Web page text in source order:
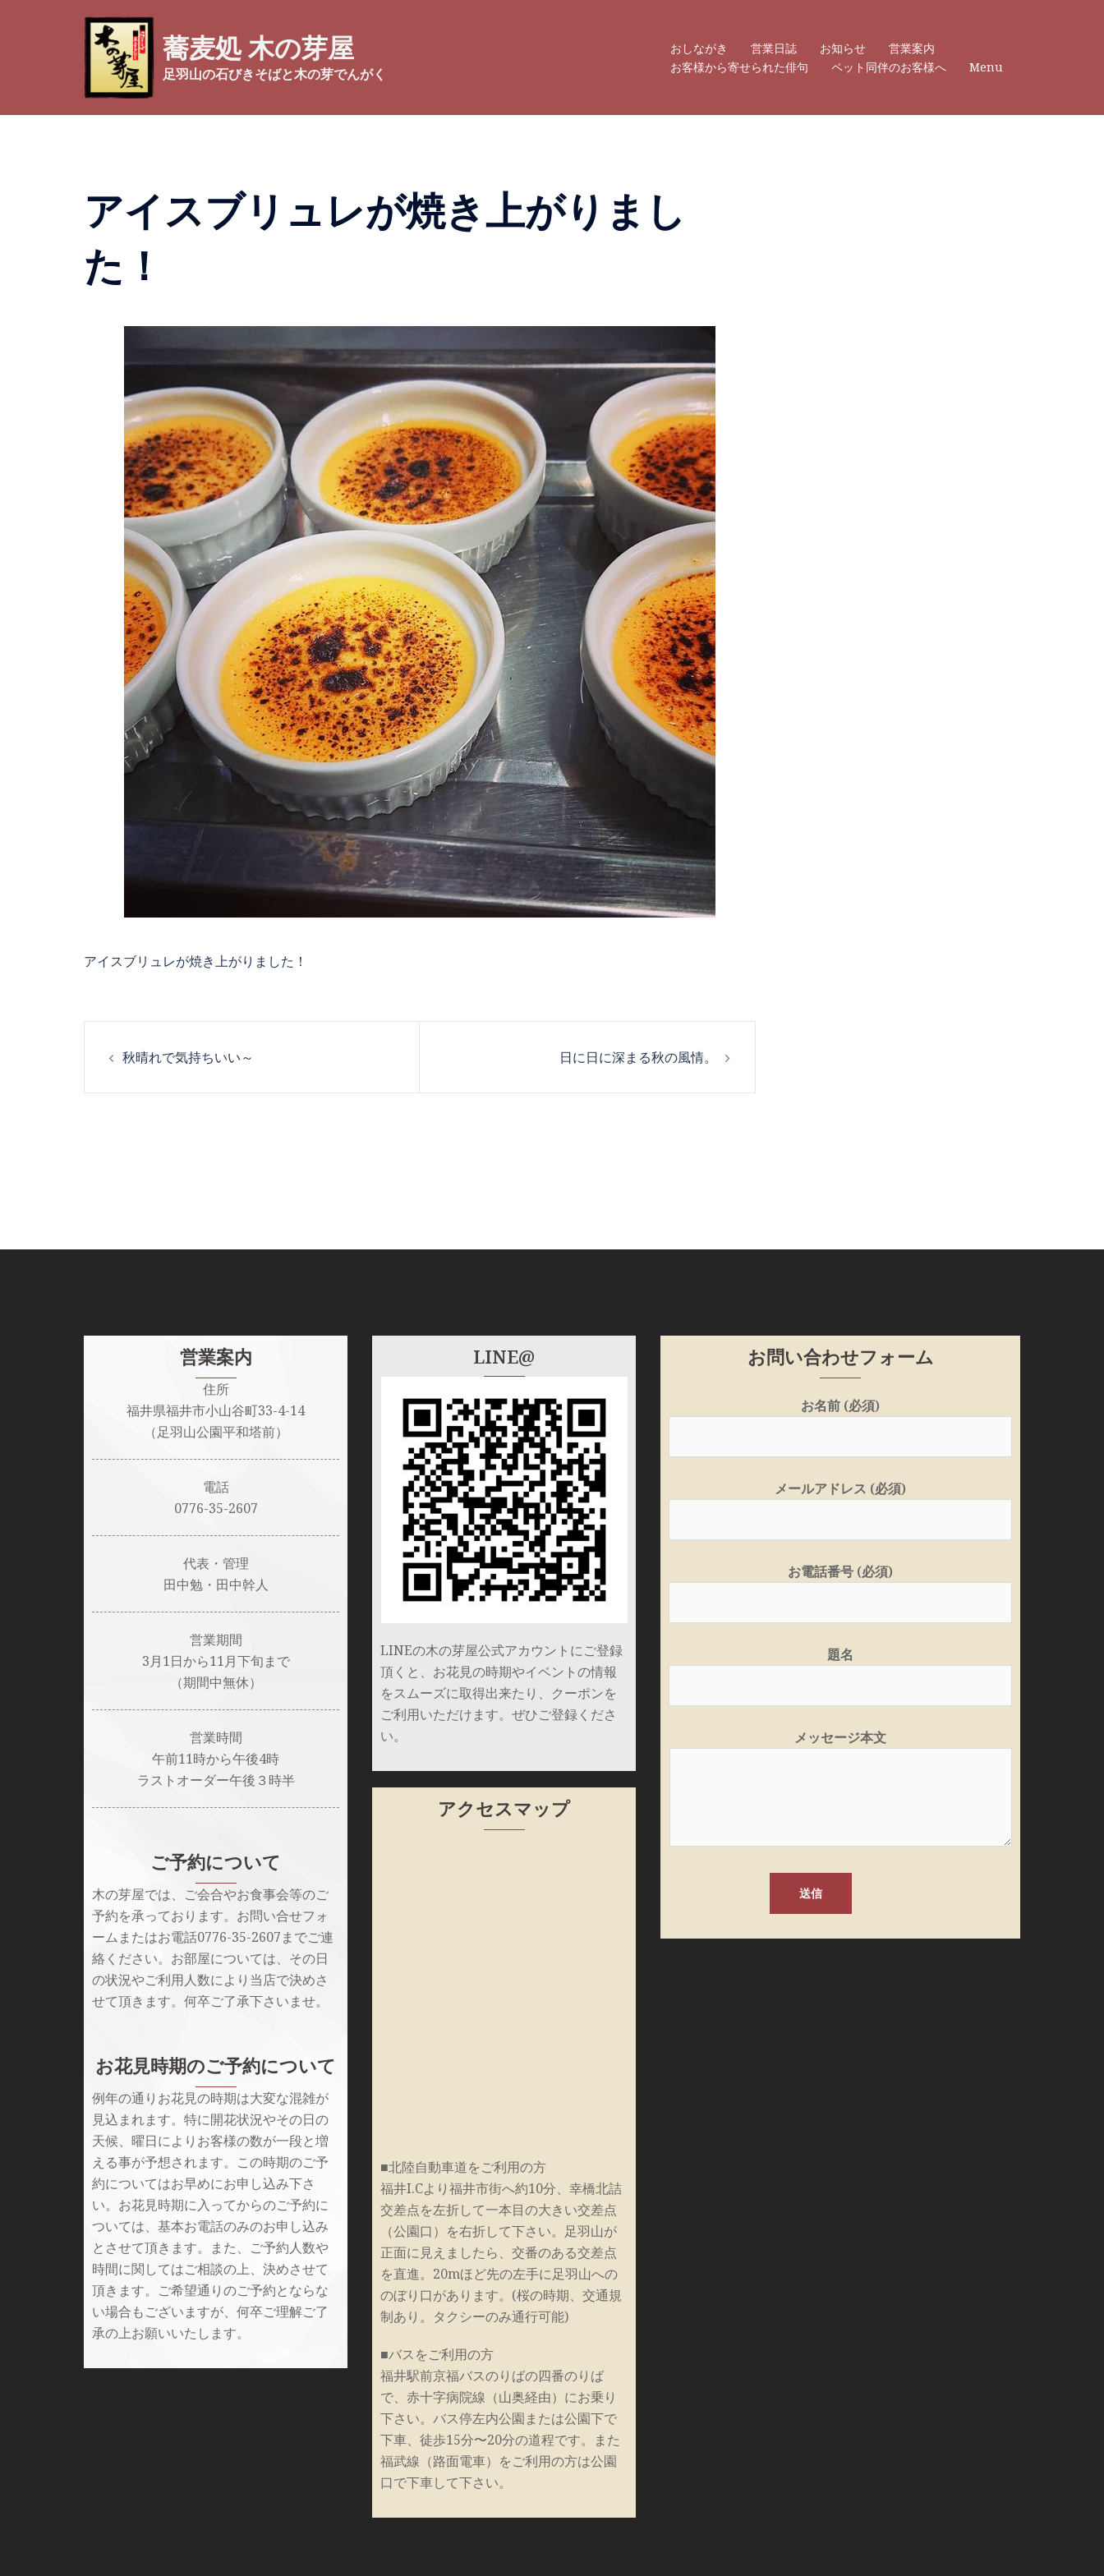
へ
蕎麦処 木の芽屋
足羽山の石びきそばと木の芽でんがく
おしながき 営業日誌 お知らせ
営業案内
お客様から寄せられた俳句
ペット同伴のお客様へ Menu
アイスブリュレが焼き上がりまし
た！
アイスブリュレが焼き上がりました！
稿
ー
ョ
秋晴れで気持ちいい～ 日に日に深まる秋の風情。
営業案内
住所
福井県福井市小山谷町33-4-14
（足羽山公園平和塔前）
電話
0776-35-2607
代表・管理
田中勉・田中幹人
営業期間
3月1日から11月下旬まで
（期間中無休）
営業時間
午前11時から午後4時
ラストオーダー午後３時半
ご予約について
木の芽屋では、ご会合やお食事会等のご
予約を承っております。お問い合せフォ
ームまたはお電話0776-35-2607までご連
絡ください。お部屋については、その日
の状況やご利用人数により当店で決めさ
せて頂きます。何卒ご了承下さいませ。
お花見時期のご予約について
例年の通りお花見の時期は大変な混雑が
見込まれます。特に開花状況やその日の
天候、曜日によりお客様の数が一段と増
える事が予想されます。この時期のご予
約についてはお早めにお申し込み下さ
い。お花見時期に入ってからのご予約に
ついては、基本お電話のみのお申し込み
とさせて頂きます。また、ご予約人数や
時間に関してはご相談の上、決めさせて
頂きます。ご希望通りのご予約とならな
い場合もございますが、何卒ご理解ご了
承の上お願いいたします。
LINE@
LINEの木の芽屋公式アカウントにご登録
頂くと、お花見の時期やイベントの情報
をスムーズに取得出来たり、クーポンを
ご利用いただけます。ぜひご登録くださ
い。
アクセスマップ
■北陸自動車道をご利用の方
福井I.Cより福井市街へ約10分、幸橋北詰
交差点を左折して一本目の大きい交差点
（公園口）を右折して下さい。足羽山が
正面に見えましたら、交番のある交差点
を直進。20mほど先の左手に足羽山への
のぼり口があります。(桜の時期、交通規
制あり。タクシーのみ通行可能)
■バスをご利用の方
福井駅前京福バスのりばの四番のりば
で、赤十字病院線（山奥経由）にお乗り
下さい。バス停左内公園または公園下で
下車、徒歩15分〜20分の道程です。また
福武線（路面電車）をご利用の方は公園
口で下車して下さい。
お問い合わせフォーム
お名前 (必須)
メールアドレス (必須)
お電話番号 (必須)
題名
メッセージ本文